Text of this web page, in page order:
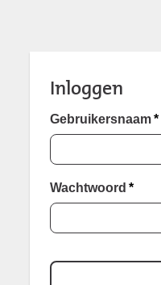
Inloggen
Gebruikersnaam *
Wachtwoord *